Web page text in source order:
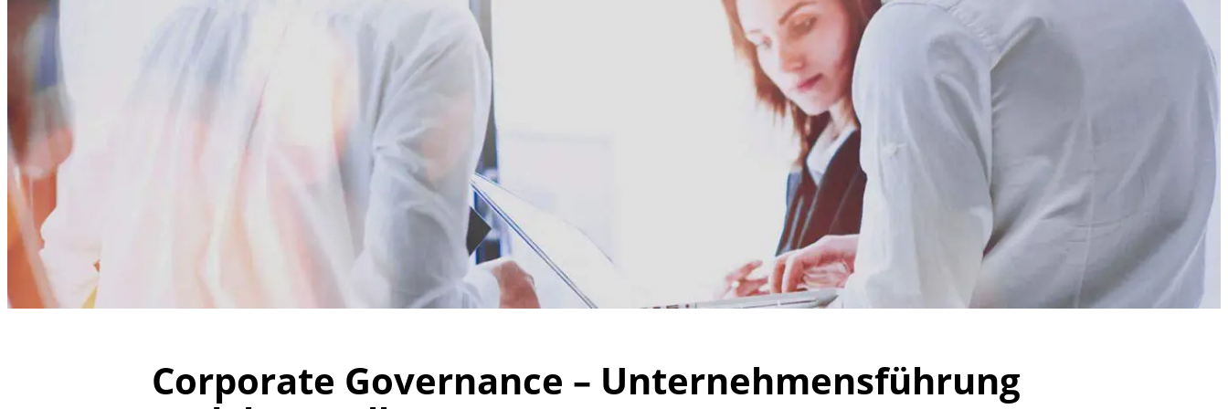
Corporate Governance – Unternehmensführung